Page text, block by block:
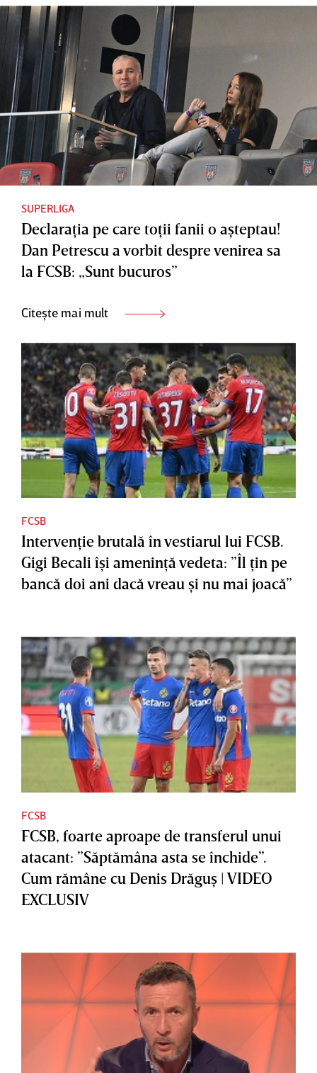
SUPERLIGA
Declaraţia pe care toţii fanii o aşteptau!
Dan Petrescu a vorbit despre venirea sa
la FCSB: „Sunt bucuros”
Citește mai mult
FCSB
Intervenţie brutală în vestiarul lui FCSB.
Gigi Becali îşi ameninţă vedeta: ”Îl ţin pe
bancă doi ani dacă vreau şi nu mai joacă”
FCSB
FCSB, foarte aproape de transferul unui
atacant: ”Săptămâna asta se închide”.
Cum rămâne cu Denis Drăguş | VIDEO
EXCLUSIV